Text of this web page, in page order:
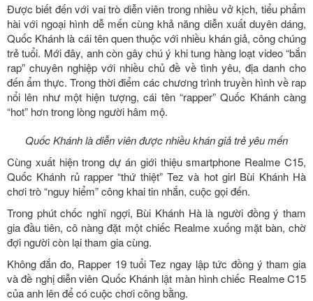
Được biết đến với vai trò diễn viên trong nhiều vở kịch, tiểu phẩm
hài với ngoại hình dễ mến cùng khả năng diễn xuất duyên dáng,
Quốc Khánh là cái tên quen thuộc với nhiều khán giả, công chúng
trẻ tuổi. Mới đây, anh còn gây chú ý khi tung hàng loạt video “bắn
rap” chuyên nghiệp với nhiều chủ đề về tình yêu, địa danh cho
đến ẩm thực. Trong thời điểm các chương trình truyền hình về rap
nổi lên như một hiện tượng, cái tên “rapper” Quốc Khánh càng
“hot” hơn trong lòng người hâm mộ.
Quốc Khánh là diễn viên được nhiều khán giả trẻ yêu mến
Cùng xuất hiện trong dự án giới thiệu smartphone Realme C15,
Quốc Khánh rủ rapper “thứ thiệt” Tez và hot girl Bùi Khánh Hà
chơi trò “nguy hiểm” công khai tin nhắn, cuộc gọi đến.
Trong phút chốc nghĩ ngợi, Bùi Khánh Hà là người đồng ý tham
gia đầu tiên, cô nàng đặt một chiếc Realme xuống mặt bàn, chờ
đợi người còn lại tham gia cùng.
Không đắn đo, Rapper 19 tuổi Tez ngay lập tức đồng ý tham gia
và đề nghị diễn viên Quốc Khánh lật màn hình chiếc Realme C15
của anh lên để có cuộc chơi công bằng.